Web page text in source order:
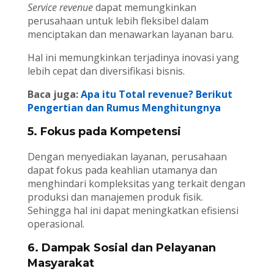
Service revenuedapat memungkinkan
perusahaan untuk lebih fleksibel dalam
menciptakan dan menawarkan layanan baru.
Hal ini memungkinkan terjadinya inovasi yang
lebih cepat dan diversifikasi bisnis.
Baca juga:Apa itu Total revenue? Berikut
Pengertian dan Rumus Menghitungnya
5. Fokus pada Kompetensi
Dengan menyediakan layanan, perusahaan
dapat fokus pada keahlian utamanya dan
menghindari kompleksitas yang terkait dengan
produksi dan manajemen produk fisik.
Sehingga hal ini dapat meningkatkan efisiensi
operasional.
6. Dampak Sosial dan Pelayanan
Masyarakat